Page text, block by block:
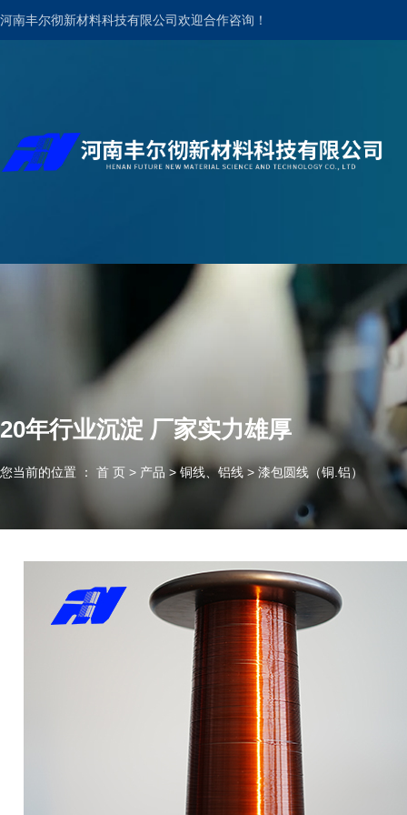
河南丰尔彻新材料科技有限公司欢迎合作咨询！
20年行业沉淀 厂家实力雄厚
您当前的位置 ： 首 页 > 产品 > 铜线、铝线 > 漆包圆线（铜.铝）